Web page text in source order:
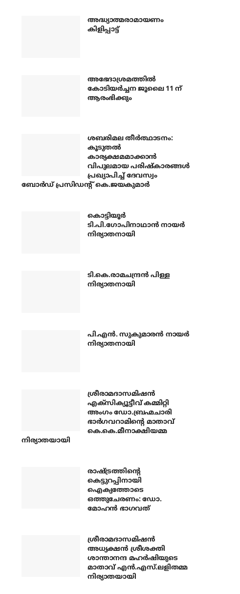
അദ്ധ്യാത്മരാമായണം
കിളിപ്പാട്ട്
അഭേദാശ്രമത്തില്‍
കോടിയര്‍ച്ചന ജൂലൈ 11 ന്
ആരംഭിക്കും
ശബരിമല തീര്‍ത്ഥാടനം:
കൂടുതല്‍
കാര്യക്ഷമമാക്കാന്‍
വിപുലമായ പരിഷ്‌കാരങ്ങള്‍
പ്രഖ്യാപിച്ച് ദേവസ്വം
ബോര്‍ഡ് പ്രസിഡന്റ് കെ.ജയകുമാര്‍
കൊട്ടിയൂര്‍
ടി.പി.ഗോപിനാഥാന്‍ നായര്‍
നിര്യാതനായി
ടി.കെ.രാമചന്ദ്രന്‍ പിള്ള
നിര്യാതനായി
പി.എന്‍. സുകുമാരന്‍ നായര്‍
നിര്യാതനായി
ശ്രീരാമദാസമിഷന്‍
എക്‌സിക്യൂട്ടീവ് കമ്മിറ്റി
അംഗം ഡോ.ബ്രഹ്മചാരി
ഭാര്‍ഗവറാമിന്റെ മാതാവ്
കെ.കെ.മീനാക്ഷിയമ്മ
നിര്യാതയായി
രാഷ്ട്രത്തിന്റെ
കെട്ടുറപ്പിനായി
ഐക്യത്തോടെ
ഒത്തുചേരണം: ഡോ.
മോഹന്‍ ഭാഗവത്
ശ്രീരാമദാസമിഷന്‍
അധ്യക്ഷന്‍ ശ്രീശക്തി
ശാന്താനന്ദ മഹര്‍ഷിയുടെ
മാതാവ് എന്‍.എസ്.ലളിതമ്മ
നിര്യാതയായി